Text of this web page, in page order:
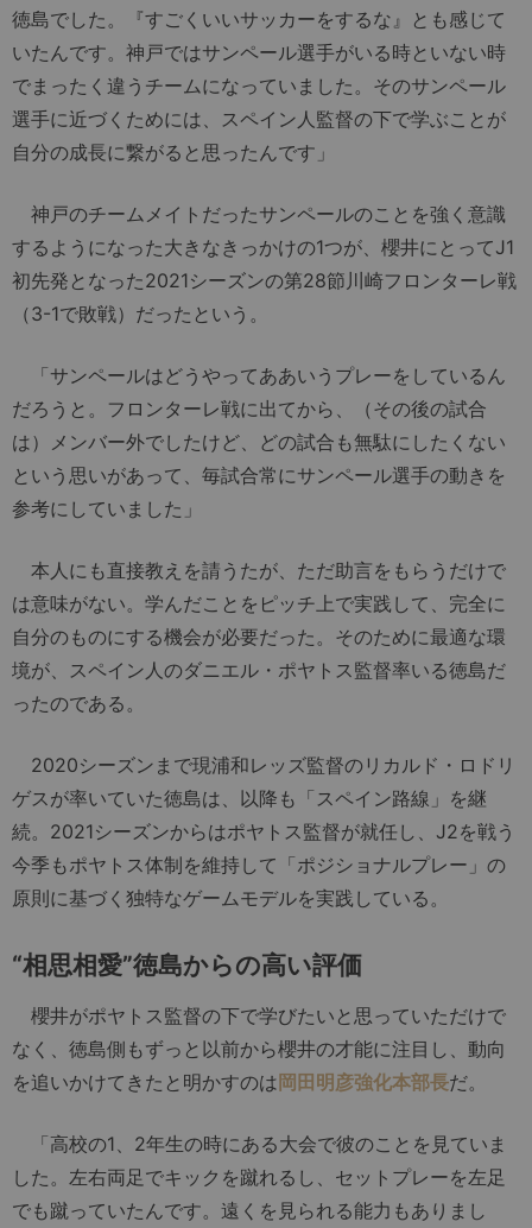
徳島でした。『すごくいいサッカーをするな』とも感じて
いたんです。神戸ではサンペール選手がいる時といない時
でまったく違うチームになっていました。そのサンペール
選手に近づくためには、スペイン人監督の下で学ぶことが
自分の成長に繋がると思ったんです」
神戸のチームメイトだったサンペールのことを強く意識
するようになった大きなきっかけの1つが、櫻井にとってJ1
初先発となった2021シーズンの第28節川崎フロンターレ戦
（3-1で敗戦）だったという。
「サンペールはどうやってああいうプレーをしているん
だろうと。フロンターレ戦に出てから、（その後の試合
は）メンバー外でしたけど、どの試合も無駄にしたくない
という思いがあって、毎試合常にサンペール選手の動きを
参考にしていました」
本人にも直接教えを請うたが、ただ助言をもらうだけで
は意味がない。学んだことをピッチ上で実践して、完全に
自分のものにする機会が必要だった。そのために最適な環
境が、スペイン人のダニエル・ポヤトス監督率いる徳島だ
ったのである。
2020シーズンまで現浦和レッズ監督のリカルド・ロドリ
ゲスが率いていた徳島は、以降も「スペイン路線」を継
続。2021シーズンからはポヤトス監督が就任し、J2を戦う
今季もポヤトス体制を維持して「ポジショナルプレー」の
原則に基づく独特なゲームモデルを実践している。
“相思相愛”徳島からの高い評価
櫻井がポヤトス監督の下で学びたいと思っていただけで
なく、徳島側もずっと以前から櫻井の才能に注目し、動向
を追いかけてきたと明かすのは 岡田明彦強化本部長だ。
「高校の1、2年生の時にある大会で彼のことを見ていま
した。左右両足でキックを蹴れるし、セットプレーを左足
でも蹴っていたんです。遠くを見られる能力もありまし